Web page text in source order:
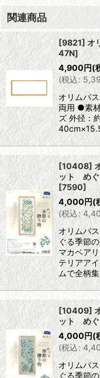
関連商品
[9821] オ
47N]
4,900円(
(税込:
オリムパ
両用 ●素
ズ 外径：
[10408]
ット めぐ
[7590]
4,000円(
(税込:
オリムパ
ぐる季節
マカベア
テリアア
ムで全柄
[10409]
ット めぐ
4,000円(
(税込:
オリムパ
ぐる季節